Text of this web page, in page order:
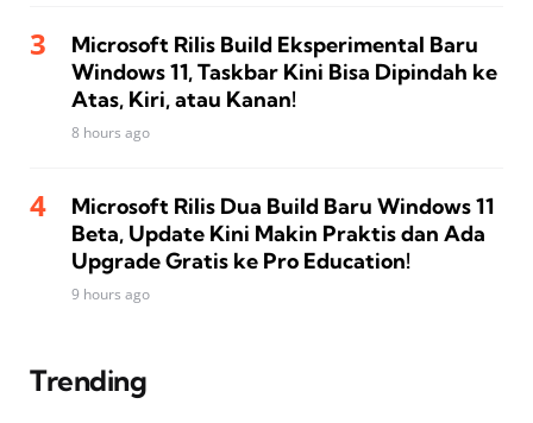
Microsoft Rilis Build Eksperimental Baru
Windows 11, Taskbar Kini Bisa Dipindah ke
Atas, Kiri, atau Kanan!
8 hours ago
Microsoft Rilis Dua Build Baru Windows 11
Beta, Update Kini Makin Praktis dan Ada
Upgrade Gratis ke Pro Education!
9 hours ago
Trending